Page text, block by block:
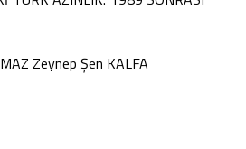
Zeynep Şen KALFA